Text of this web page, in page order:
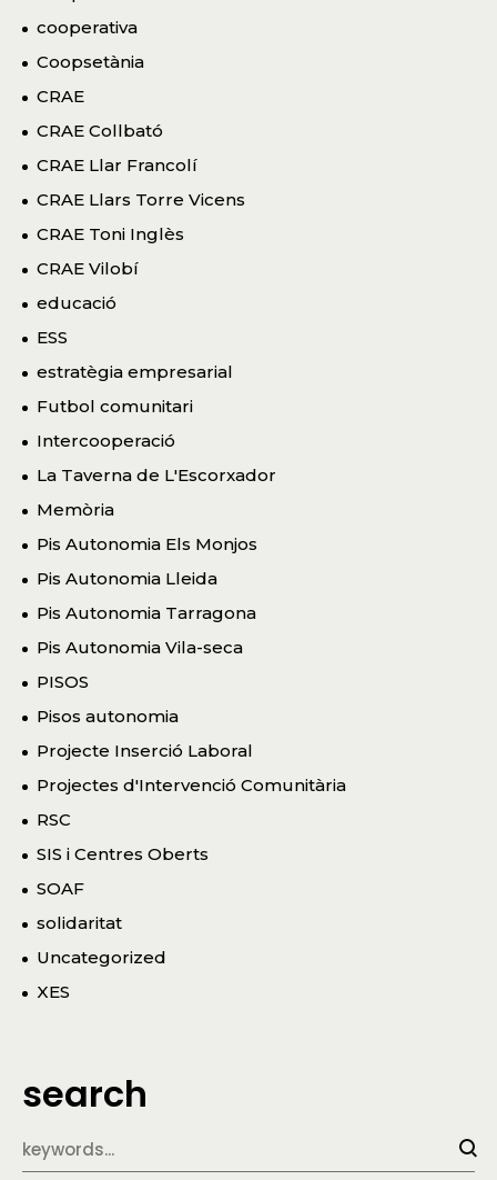
cooperativa
Coopsetània
CRAE
CRAE Collbató
CRAE Llar Francolí
CRAE Llars Torre Vicens
CRAE Toni Inglès
CRAE Vilobí
educació
ESS
estratègia empresarial
Futbol comunitari
Intercooperació
La Taverna de L'Escorxador
Memòria
Pis Autonomia Els Monjos
Pis Autonomia Lleida
Pis Autonomia Tarragona
Pis Autonomia Vila-seca
PISOS
Pisos autonomia
Projecte Inserció Laboral
Projectes d'Intervenció Comunitària
RSC
SIS i Centres Oberts
SOAF
solidaritat
Uncategorized
XES
search